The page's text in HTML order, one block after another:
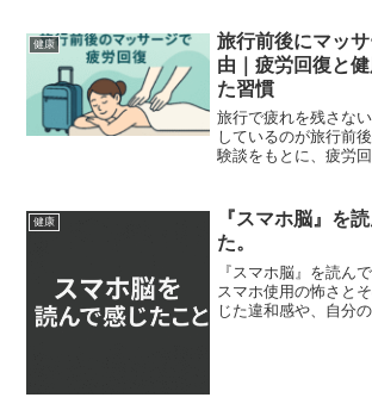
健康
旅行前後にマッ
由｜疲労回復と
た習慣
旅行で疲れを残さな
しているのが旅行前
験談をもとに、疲労
健康
『スマホ脳』を
た。
『スマホ脳』を読ん
スマホ使用の怖さと
じた違和感や、自分